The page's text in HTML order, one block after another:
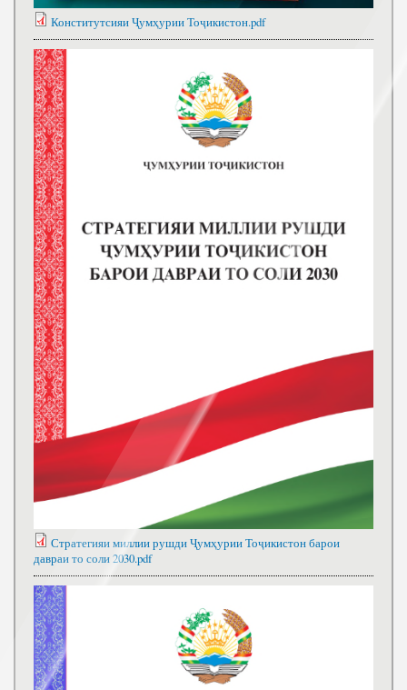
Конститутсияи Ҷумҳурии Тоҷикистон.pdf
Стратегияи миллии рушди Ҷумҳурии Тоҷикистон барои
давраи то соли 2030.pdf